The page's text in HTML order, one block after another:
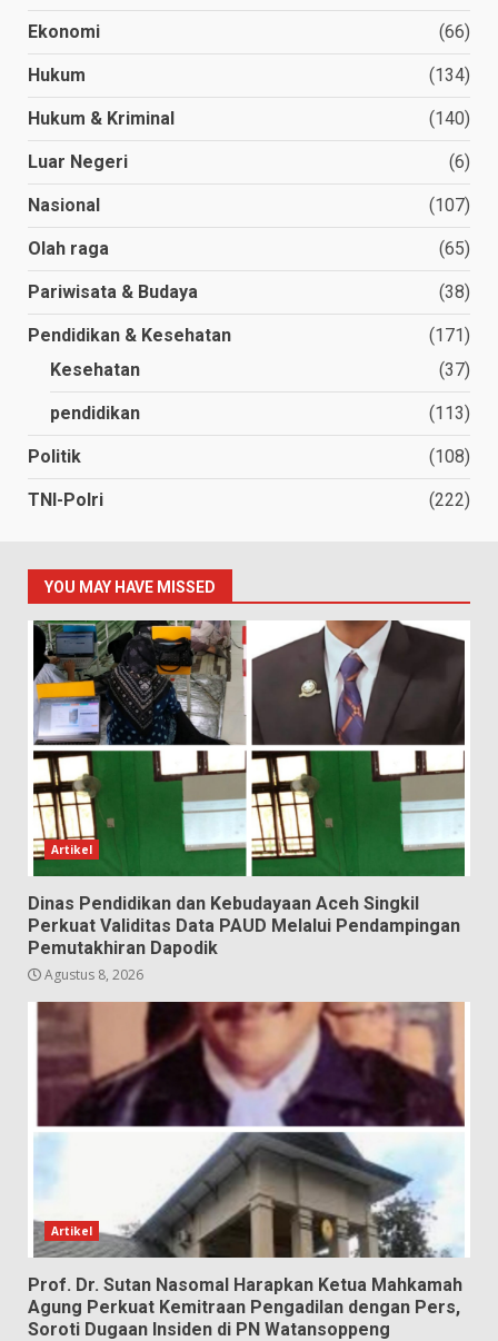
Ekonomi (66)
Hukum (134)
Hukum & Kriminal (140)
Luar Negeri (6)
Nasional (107)
Olah raga (65)
Pariwisata & Budaya (38)
Pendidikan & Kesehatan
(171)
Kesehatan
(37)
pendidikan (113)
Politik (108)
TNI-Polri (222)
YOU MAY HAVE MISSED
Artikel
Dinas Pendidikan dan Kebudayaan Aceh Singkil
Perkuat Validitas Data PAUD Melalui Pendampingan
Pemutakhiran Dapodik
Agustus 8, 2026
Artikel
Prof. Dr. Sutan Nasomal Harapkan Ketua Mahkamah
Agung Perkuat Kemitraan Pengadilan dengan Pers,
Soroti Dugaan Insiden di PN Watansoppeng